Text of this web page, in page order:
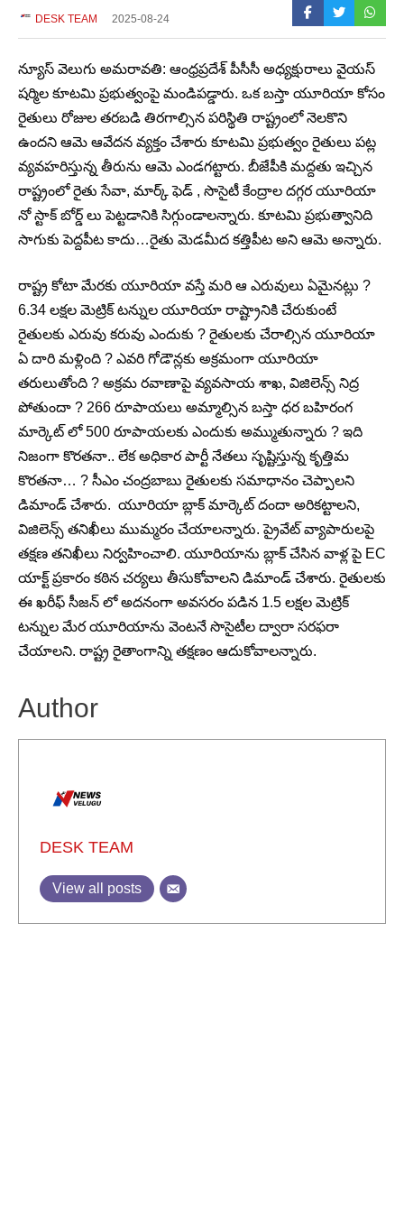
DESK TEAM 2025-08-24
న్యూస్ వెలుగు అమరావతి: ఆంధ్రప్రదేశ్ పీసీసీ అధ్యక్షురాలు వైయస్
షర్మిల కూటమి ప్రభుత్వంపై మండిపడ్డారు. ఒక బస్తా యూరియా కోసం
రైతులు రోజుల తరబడి తిరగాల్సిన పరిస్థితి రాష్ట్రంలో నెలకొని
ఉందని ఆమె ఆవేదన వ్యక్తం చేశారు కూటమి ప్రభుత్వం రైతులు పట్ల
వ్యవహరిస్తున్న తీరును ఆమె ఎండగట్టారు. బీజేపీకి మద్దతు ఇచ్చిన
రాష్ట్రంలో రైతు సేవా, మార్క్ ఫెడ్ , సొసైటీ కేంద్రాల దగ్గర యూరియా
నో స్టాక్ బోర్డ్ లు పెట్టడానికి సిగ్గుండాలన్నారు. కూటమి ప్రభుత్వానిది
సాగుకు పెద్దపీట కాదు…రైతు మెడమీద కత్తిపీట అని ఆమె అన్నారు.
రాష్ట్ర కోటా మేరకు యూరియా వస్తే మరి ఆ ఎరువులు ఏమైనట్లు ?
6.34 లక్షల మెట్రిక్ టన్నుల యూరియా రాష్ట్రానికి చేరుకుంటే
రైతులకు ఎరువు కరువు ఎందుకు ? రైతులకు చేరాల్సిన యూరియా
ఏ దారి మళ్లింది ? ఎవరి గోడౌన్లకు అక్రమంగా యూరియా
తరులుతోంది ? అక్రమ రవాణాపై వ్యవసాయ శాఖ, విజిలెన్స్ నిద్ర
పోతుందా ? 266 రూపాయలు అమ్మాల్సిన బస్తా ధర బహిరంగ
మార్కెట్ లో 500 రూపాయలకు ఎందుకు అమ్ముతున్నారు ? ఇది
నిజంగా కొరతనా.. లేక అధికార పార్టీ నేతలు సృష్టిస్తున్న కృత్తిమ
కొరతనా… ? సీఎం చంద్రబాబు రైతులకు సమాధానం చెప్పాలని
డిమాండ్ చేశారు. యూరియా బ్లాక్ మార్కెట్ దందా అరికట్టాలని,
విజిలెన్స్ తనిఖీలు ముమ్మరం చేయాలన్నారు. ప్రైవేట్ వ్యాపారులపై
తక్షణ తనిఖీలు నిర్వహించాలి. యూరియాను బ్లాక్ చేసిన వాళ్ల పై EC
యాక్ట్ ప్రకారం కఠిన చర్యలు తీసుకోవాలని డిమాండ్ చేశారు. రైతులకు
ఈ ఖరీఫ్ సీజన్ లో అదనంగా అవసరం పడిన 1.5 లక్షల మెట్రిక్
టన్నుల మేర యూరియాను వెంటనే సొసైటీల ద్వారా సరఫరా
చేయాలని. రాష్ట్ర రైతాంగాన్ని తక్షణం ఆదుకోవాలన్నారు.
Author
DESK TEAM
View all posts